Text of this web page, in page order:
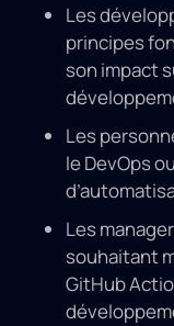
Les
principes
son impact
Les
le DevOps
Les
souhaitant
GitHub